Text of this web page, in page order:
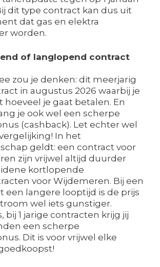
dit type contract kan dus uit
dat gas en elektra
worden.
of langlopend contract
zou je denken: dit meerjarig
in augustus 2026 waarbij je
hoeveel je gaat betalen. En
je ook wel een scherpe
(cashback). Let echter wel
In het
geldt: een contract voor
zijn vrijwel altijd duurder
kortlopende
voor Wijdemeren. Bij een
een langere looptijd is de prijs
wel iets gunstiger.
bij 1 jarige contracten krijg jij
een scherpe
Dit is voor vrijwel elke